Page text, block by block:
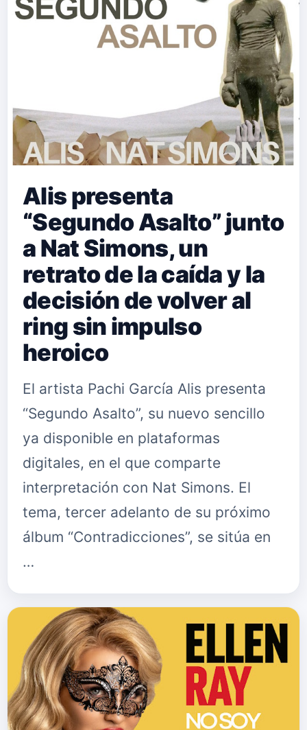
Alis presenta
“Segundo Asalto” junto
a Nat Simons, un
retrato de la caída y la
decisión de volver al
ring sin impulso
heroico
El artista Pachi García Alis presenta
“Segundo Asalto”, su nuevo sencillo
ya disponible en plataformas
digitales, en el que comparte
interpretación con Nat Simons. El
tema, tercer adelanto de su próximo
álbum “Contradicciones”, se sitúa en
…